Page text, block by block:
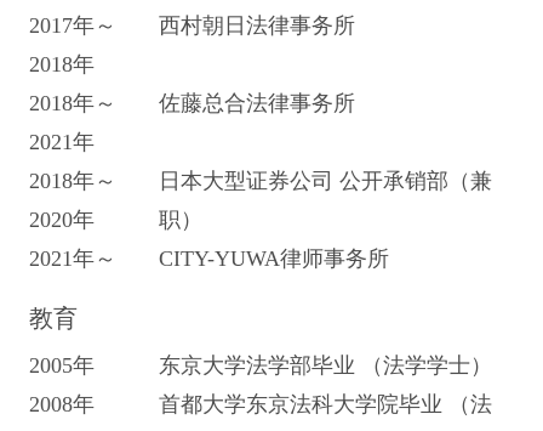
2017年～
2018年
西村朝日法律事务所
2018年～
2021年
佐藤总合法律事务所
2018年～
2020年
日本大型证券公司 公开承销部（兼
职）
2021年～
CITY-YUWA律师事务所
教育
2005年
东京大学法学部毕业 （法学学士）
2008年
首都大学东京法科大学院毕业 （法